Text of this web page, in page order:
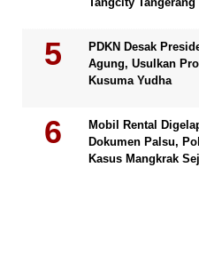
PDKN Desak
Agung, Usulkan
Kusuma Yudha
Mobil Rental
Dokumen Palsu,
Kasus Mangkrak